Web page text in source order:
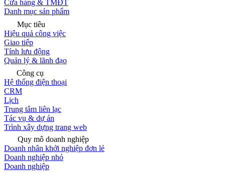
Cửa hàng & TMĐT
Danh mục sản phẩm
Mục tiêu
Hiệu quả công việc
Giao tiếp
Tính lưu động
Quản lý & lãnh đạo
Công cụ
Hệ thống điện thoại
CRM
Lịch
Trung tâm liên lạc
Tác vụ & dự án
Trình xây dựng trang web
Quy mô doanh nghiệp
Doanh nhân khởi nghiệp đơn lẻ
Doanh nghiệp nhỏ
Doanh nghiệp